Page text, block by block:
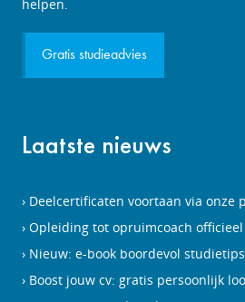
helpen.
Gratis studieadvies
Laatste nieuws
Deelcertificaten voortaan via onze
Opleiding tot opruimcoach
Nieuw: e-book boordevol
Boost jouw cv: gratis persoonlijk